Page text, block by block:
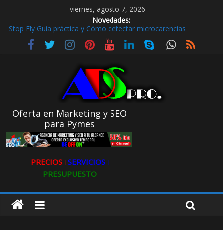
viernes, agosto 7, 2026
Novedades:
Stop Fly Guía práctica y Cómo detectar microcarencias
De hobby a referencia. La historia de Ultravioleta Radio y su
impacto en el mundo digital
Radio Taxi Aljarafe o Descubre el Servicio Esencial de Movilidad
Maximiza la Visibilidad de tu Clínica Dental en Directorios
Oferta en Marketing y SEO
para Pymes
PRECIOS ǀ SERVICIOS ǀ
PRESUPUESTO